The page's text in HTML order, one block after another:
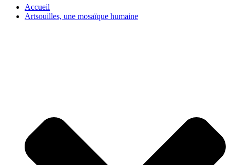
Accueil
Artsouilles, une mosaïque humaine